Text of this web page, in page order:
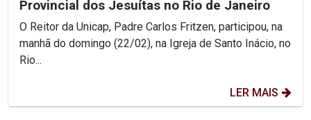
Provincial dos Jesuítas no Rio de Janeiro
O Reitor da Unicap, Padre Carlos Fritzen, participou, na
manhã do domingo (22/02), na Igreja de Santo Inácio, no
Rio...
LER MAIS